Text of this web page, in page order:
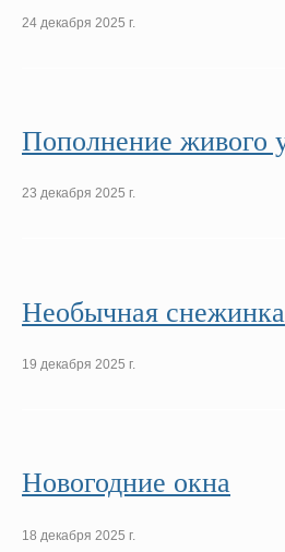
24 декабря 2025 г.
Пополнение живого
23 декабря 2025 г.
Необычная снежинка
19 декабря 2025 г.
Новогодние окна
18 декабря 2025 г.